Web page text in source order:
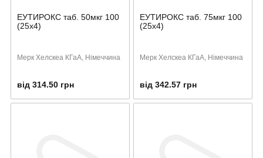
ЕУТИРОКС таб. 50мкг 100
(25х4)
Мерк Хелскеа КГаА, Німеччина
від 314.50 грн
ЕУТИРОКС таб. 75мкг 100
(25х4)
Мерк Хелскеа КГаА, Німеччина
від 342.57 грн